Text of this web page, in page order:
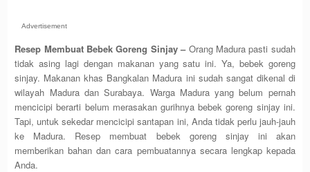
Advertisement
Resep Membuat Bebek Goreng Sinjay –Orang Madura pasti sudah
tidak asing lagi dengan makanan yang satu ini. Ya, bebek goreng
sinjay. Makanan khas Bangkalan Madura ini sudah sangat dikenal di
wilayah Madura dan Surabaya. Warga Madura yang belum pernah
mencicipi berarti belum merasakan gurihnya bebek goreng sinjay ini.
Tapi, untuk sekedar mencicipi santapan ini, Anda tidak perlu jauh-jauh
ke Madura. Resep membuat bebek goreng sinjay ini akan
memberikan bahan dan cara pembuatannya secara lengkap kepada
Anda.